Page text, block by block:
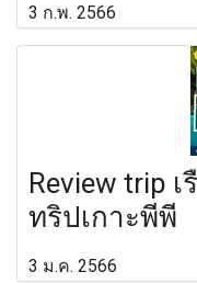
3 ก.พ. 2566
Review trip
ทริปเกาะพีพี
3 ม.ค. 2566